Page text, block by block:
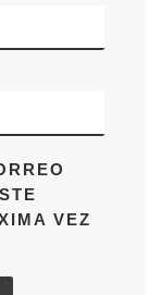
VEZ